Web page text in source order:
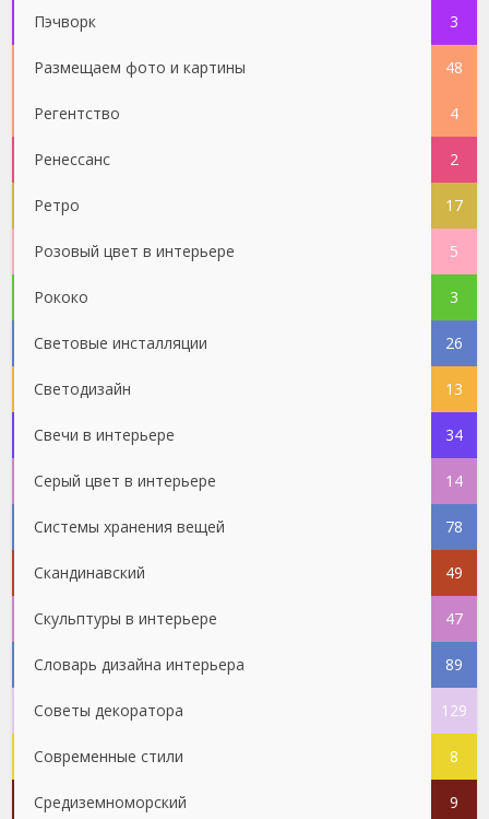
Пэчворк 3
Размещаем фото и картины 48
Регентство 4
Ренессанс 2
Ретро 17
Розовый цвет в интерьере 5
Рококо 3
Световые инсталляции 26
Светодизайн 13
Свечи в интерьере 34
Серый цвет в интерьере 14
Системы хранения вещей 78
Скандинавский 49
Скульптуры в интерьере 47
Словарь дизайна интерьера 89
Советы декоратора 129
Современные стили 8
Средиземноморский 9